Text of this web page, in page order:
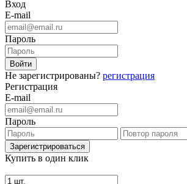
Вход
E-mail
Пароль
Не зарегистрированы? регистрация
Регистрация
E-mail
Пароль
Купить в один клик